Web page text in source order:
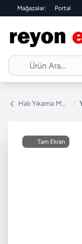
Mağazalar| Portal
Halı Yıkama Makinesi /
Tam Ekran